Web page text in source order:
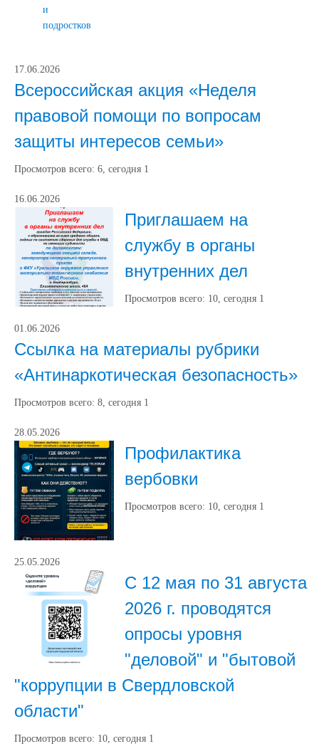
и
подростков
17.06.2026
Всероссийская акция «Неделя
правовой помощи по вопросам
защиты интересов семьи»
Просмотров всего: 6, сегодня 1
16.06.2026
Приглашаем на
службу в органы
внутренних дел
Просмотров всего: 10, сегодня 1
01.06.2026
Ссылка на материалы рубрики
«Антинаркотическая безопасность»
Просмотров всего: 8, сегодня 1
28.05.2026
Профилактика
вербовки
Просмотров всего: 10, сегодня 1
25.05.2026
С 12 мая по 31 августа
2026 г. проводятся
опросы уровня
"деловой" и "бытовой
"коррупции в Свердловской
области"
Просмотров всего: 10, сегодня 1